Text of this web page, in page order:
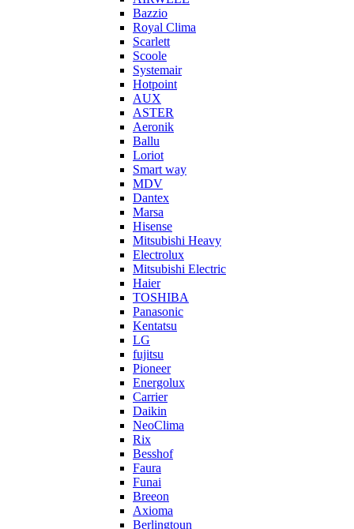
Bazzio
Royal Clima
Scarlett
Scoole
Systemair
Hotpoint
AUX
ASTER
Aeronik
Ballu
Loriot
Smart way
MDV
Dantex
Marsa
Hisense
Mitsubishi Heavy
Electrolux
Mitsubishi Electric
Haier
TOSHIBA
Panasonic
Kentatsu
LG
fujitsu
Pioneer
Energolux
Carrier
Daikin
NeoClima
Rix
Besshof
Faura
Funai
Breeon
Axioma
Berlingtoun